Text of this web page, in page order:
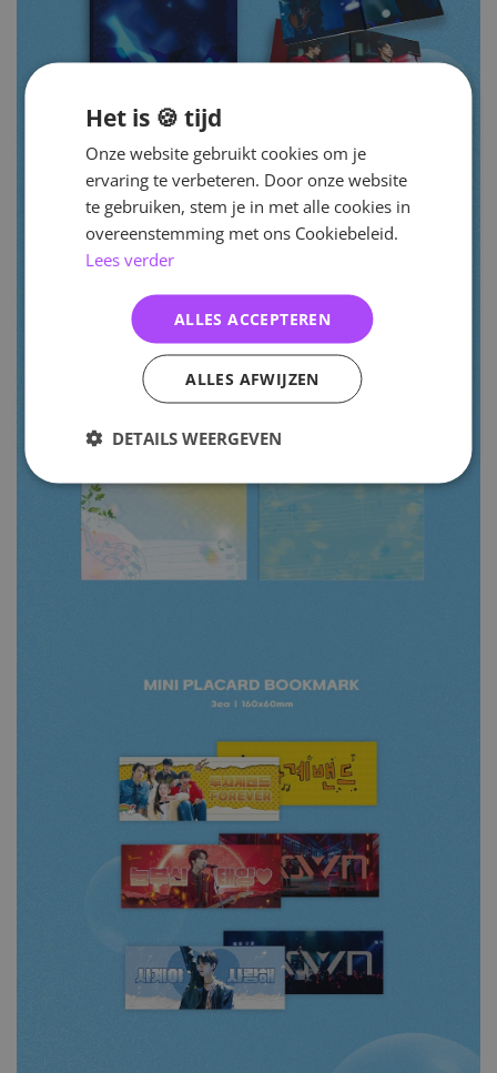
Het is 🍪 tijd
Onze website gebruikt cookies om je
ervaring te verbeteren. Door onze website
te gebruiken, stem je in met alle cookies in
overeenstemming met ons Cookiebeleid.
Lees verder
ALLES ACCEPTEREN
ALLES AFWIJZEN
DETAILS WEERGEVEN